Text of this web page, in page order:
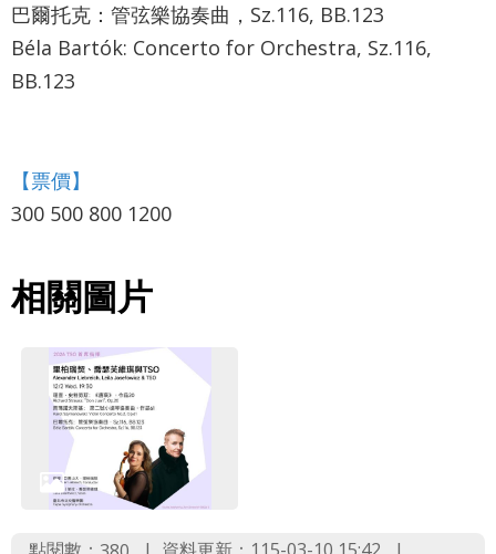
作
權
聲
巴爾托克：管弦樂協奏曲，Sz.116, BB.123
Béla Bartók: Concerto for Orchestra, Sz.116,
BB.123
【票價】
300 500 800 1200
相關圖片
點閱數：